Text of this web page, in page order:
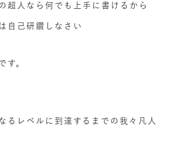
超人なら何でも上手に書けるから
自己研鑽しなさい
す。
るレベルに到達するまでの我々凡人